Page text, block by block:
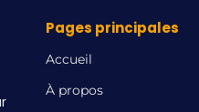
Pages principales
Accueil
À propos